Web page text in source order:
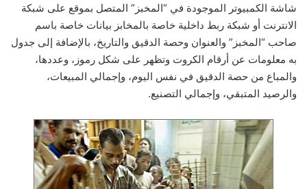
شاشة الكمبيوتر الموجودة في “المخبز” المتصل بموقع على شبكة
الانترنت أو شبكة ربط داخلية خاصة بالمخابز بيانات خاصة باسم
صاحب “المخبز” والعنوان وحصة الدقيق والتاريخ، بالإضافة إلى جدول
به معلومات عن أرقام الكروت وتظهر على شكل رموز، وعددها،
والمباع من حصة الدقيق في نفس اليوم، وإجمالي المبيعات،
والرصيد المتبقي، وإجمالي التصنيع.